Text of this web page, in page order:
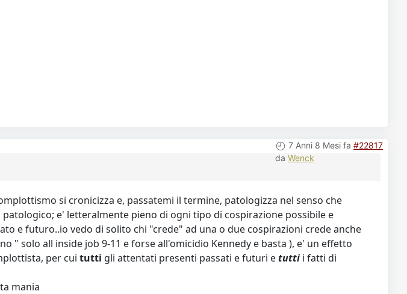
7 Anni 8 Mesi fa #22817
da Wenck
si cronicizza e, passatemi il termine, patologizza nel senso che
e' letteralmente pieno di ogni tipo di cospirazione possibile e
e futuro..io vedo di solito chi "crede" ad una o due cospirazioni crede anche
" solo all inside job 9-11 e forse all'omicidio Kennedy e basta ), e' un effetto
per cui tutti gli attentati presenti passati e futuri etutti i fatti di
mania